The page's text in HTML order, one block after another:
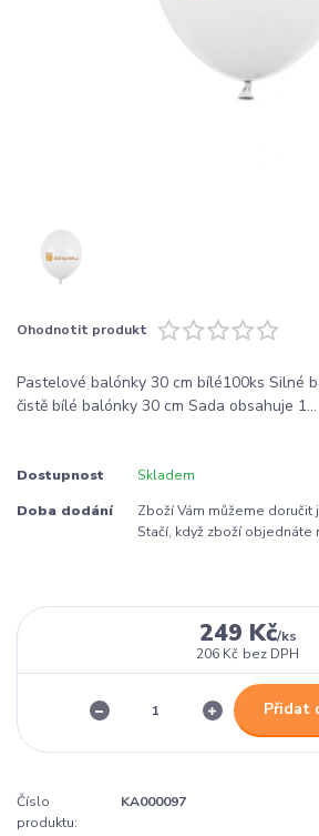
Ohodnotit produkt
Pastelové balónky 30 cm bílé100ks Silné
čistě bílé balónky 30 cm Sada obsahuje 1...
Dostupnost Skladem
Doba dodání
Zboží Vám můžeme doručit
Stačí, když zboží
249 Kč/ks
206 Kč bez DPH
Přidat
Číslo
produktu:
KA000097